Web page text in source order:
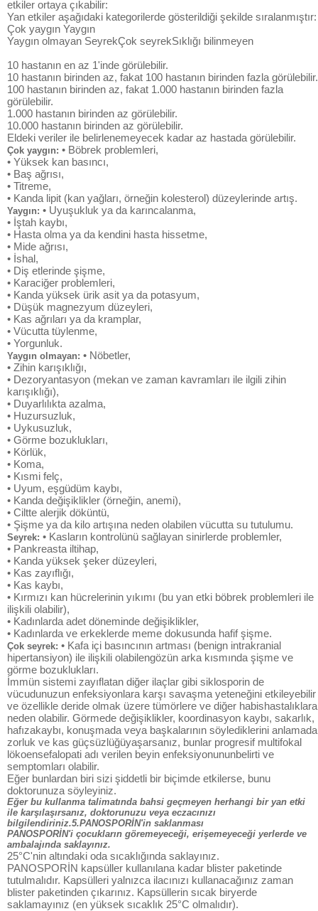
etkiler ortaya çıkabilir:
Yan etkiler aşağıdaki kategorilerde gösterildiği şekilde sıralanmıştır:
Çok yaygın Yaygın
Yaygın olmayan SeyrekÇok seyrekSıklığı bilinmeyen
10 hastanın en az 1'inde görülebilir.
10 hastanın birinden az, fakat 100 hastanın birinden fazla görülebilir.
100 hastanın birinden az, fakat 1.000 hastanın birinden fazla
görülebilir.
1.000 hastanın birinden az görülebilir.
10.000 hastanın birinden az görülebilir.
Eldeki veriler ile belirlenemeyecek kadar az hastada görülebilir.
Çok yaygın: • Böbrek problemleri,
• Yüksek kan basıncı,
• Baş ağrısı,
• Titreme,
• Kanda lipit (kan yağları, örneğin kolesterol) düzeylerinde artış.
Yaygın: • Uyuşukluk ya da karıncalanma,
• İştah kaybı,
• Hasta olma ya da kendini hasta hissetme,
• Mide ağrısı,
• İshal,
• Diş etlerinde şişme,
• Karaciğer problemleri,
• Kanda yüksek ürik asit ya da potasyum,
• Düşük magnezyum düzeyleri,
• Kas ağrıları ya da kramplar,
• Vücutta tüylenme,
• Yorgunluk.
Yaygın olmayan: • Nöbetler,
• Zihin karışıklığı,
• Dezoryantasyon (mekan ve zaman kavramları ile ilgili zihin
karışıklığı),
• Duyarlılıkta azalma,
• Huzursuzluk,
• Uykusuzluk,
• Görme bozuklukları,
• Körlük,
• Koma,
• Kısmi felç,
• Uyum, eşgüdüm kaybı,
• Kanda değişiklikler (örneğin, anemi),
• Ciltte alerjik döküntü,
• Şişme ya da kilo artışına neden olabilen vücutta su tutulumu.
Seyrek: • Kasların kontrolünü sağlayan sinirlerde problemler,
• Pankreasta iltihap,
• Kanda yüksek şeker düzeyleri,
• Kas zayıflığı,
• Kas kaybı,
• Kırmızı kan hücrelerinin yıkımı (bu yan etki böbrek problemleri ile
ilişkili olabilir),
• Kadınlarda adet döneminde değişiklikler,
• Kadınlarda ve erkeklerde meme dokusunda hafif şişme.
Çok seyrek: • Kafa içi basıncının artması (benign intrakranial
hipertansiyon) ile ilişkili olabilengözün arka kısmında şişme ve
görme bozuklukları.
İmmün sistemi zayıflatan diğer ilaçlar gibi siklosporin de
vücudunuzun enfeksiyonlara karşı savaşma yeteneğini etkileyebilir
ve özellikle deride olmak üzere tümörlere ve diğer habishastalıklara
neden olabilir. Görmede değişiklikler, koordinasyon kaybı, sakarlık,
hafızakaybı, konuşmada veya başkalarının söylediklerini anlamada
zorluk ve kas güçsüzlüğüyaşarsanız, bunlar progresif multifokal
lökoensefalopati adı verilen beyin enfeksiyonununbelirti ve
semptomları olabilir.
Eğer bunlardan biri sizi şiddetli bir biçimde etkilerse, bunu
doktorunuza söyleyiniz.
Eğer bu kullanma talimatında bahsi geçmeyen herhangi bir yan etki
ile karşılaşırsanız, doktorunuzu veya eczacınızı
bilgilendiriniz.5.PANOSPORİN'in saklanması
PANOSPORİN'i çocukların göremeyeceği, erişemeyeceği yerlerde ve
ambalajında saklayınız.
25°C'nin altındaki oda sıcaklığında saklayınız.
PANOSPORİN kapsüller kullanılana kadar blister paketinde
tutulmalıdır. Kapsülleri yalnızca ilacınızı kullanacağınız zaman
blister paketinden çıkarınız. Kapsüllerin sıcak biryerde
saklamayınız (en yüksek sıcaklık 25°C olmalıdır).